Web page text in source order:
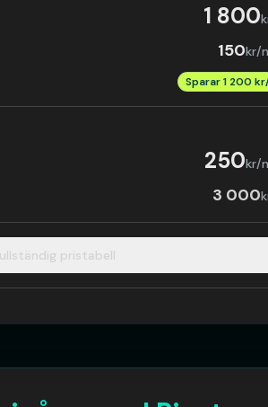
1 800
150kr/
Sparar1 200
250kr/
3 000
pristabell